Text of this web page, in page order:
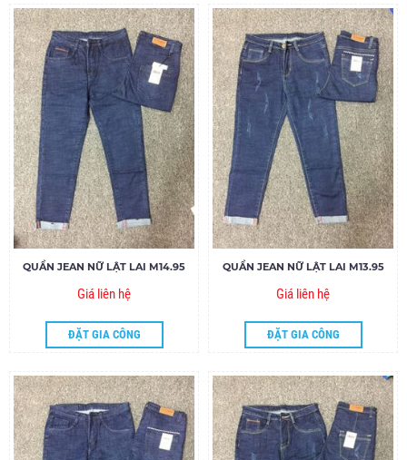
QUẦN JEAN NỮ LẬT LAI M14.95
Giá liên hệ
ĐẶT GIA CÔNG
QUẦN JEAN NỮ LẬT LAI M13.95
Giá liên hệ
ĐẶT GIA CÔNG